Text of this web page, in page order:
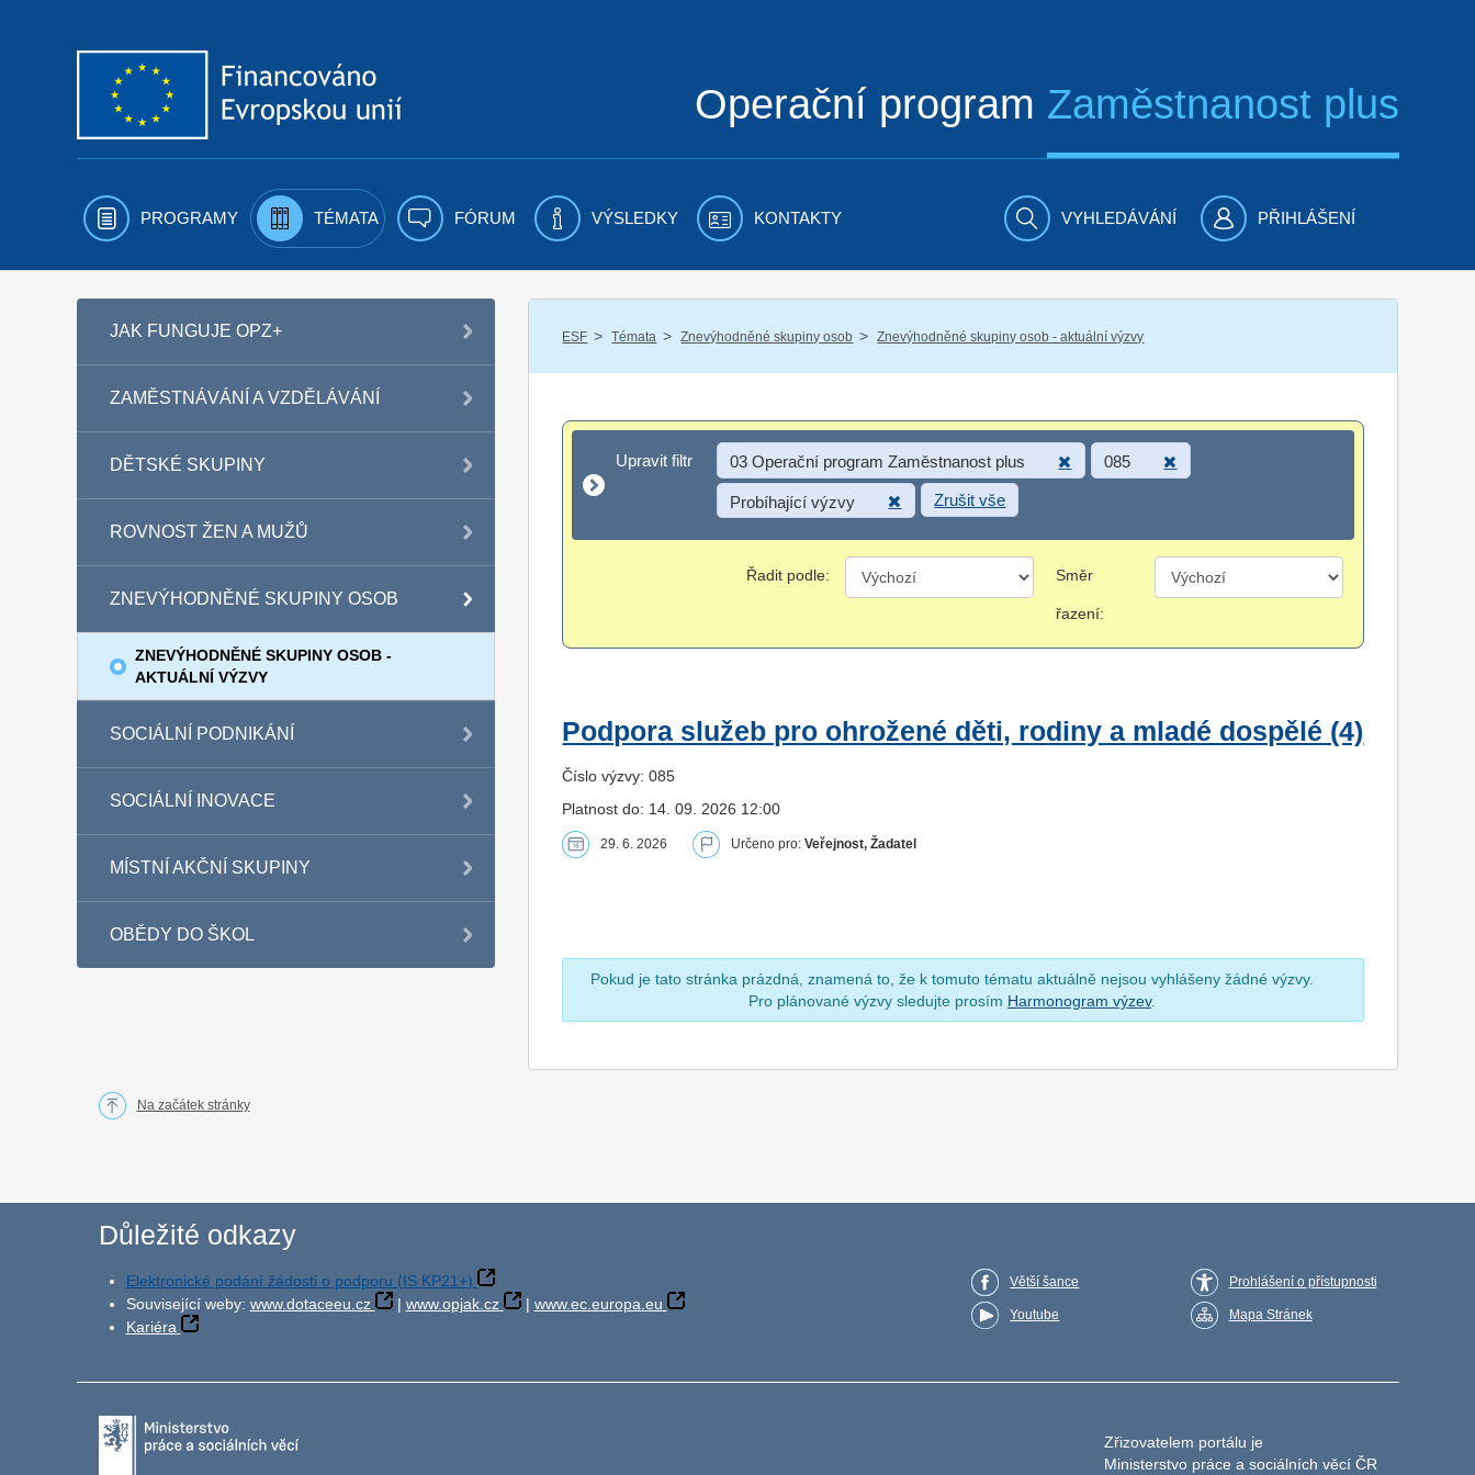
Operační program Zaměstnanost plus
PROGRAMY TÉMATA FÓRUM VÝSLEDKY KONTAKTY VYHLEDÁVÁNÍ PŘIHLÁŠENÍ
JAK FUNGUJE OPZ+
ZAMĚSTNÁVÁNÍ A VZDĚLÁVÁNÍ
DĚTSKÉ SKUPINY
ROVNOST ŽEN A MUŽŮ
ZNEVÝHODNĚNÉ SKUPINY OSOB
ZNEVÝHODNĚNÉ SKUPINY OSOB -
AKTUÁLNÍ VÝZVY
SOCIÁLNÍ PODNIKÁNÍ
SOCIÁLNÍ INOVACE
MÍSTNÍ AKČNÍ SKUPINY
OBĚDY DO ŠKOL
ESF / Témata / Znevýhodněné skupiny osob / Znevýhodněné skupiny osob - aktuální výzvy
Upravit filtr
Upravit filtr 03 Operační program Zaměstnanost plus 085
Probíhající výzvy Zrušit vše
Řadit podle: Směr
řazení:
Podpora služeb pro ohrožené děti, rodiny a mladé dospělé (4)
Číslo výzvy: 085
Platnost do: 14. 09. 2026 12:00
29. 6. 2026 Určeno pro:Veřejnost, Žadatel
Pokud je tato stránka prázdná, znamená to, že k tomuto tématu aktuálně nejsou vyhlášeny žádné výzvy.
Pro plánované výzvy sledujte prosím Harmonogram výzev.
Na začátek stránky
Důležité odkazy
Elektronické podání žádosti o podporu (IS KP21+)
Související weby: www.dotaceeu.cz | www.opjak.cz | www.ec.europa.eu
Kariéra
Větší šance
Youtube
Prohlášení o přístupnosti
Mapa Stránek
Zřizovatelem portálu je
Ministerstvo práce a sociálních věcí ČR